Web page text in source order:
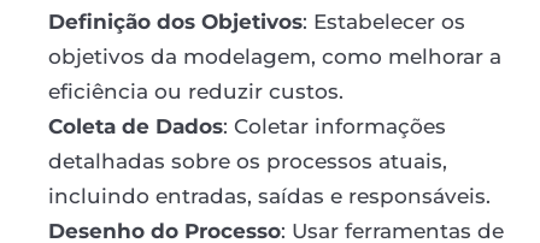
Definição dos Objetivos: Estabelecer os
objetivos da modelagem, como melhorar a
eficiência ou reduzir custos.
Coleta de Dados: Coletar informações
detalhadas sobre os processos atuais,
incluindo entradas, saídas e responsáveis.
Desenho do Processo: Usar ferramentas de